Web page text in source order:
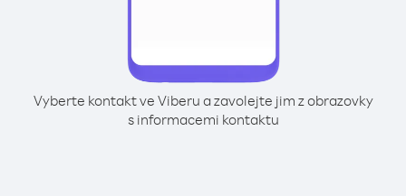
Vyberte kontakt ve Viberu a zavolejte jim z obrazovky
s informacemi kontaktu